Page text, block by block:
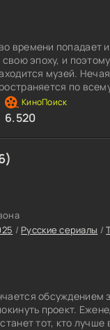
времени попадает
эпоху, и
музей.
по
6.520
/ Русские сериалы /
обсуждением
проект.
тот, кто лучше